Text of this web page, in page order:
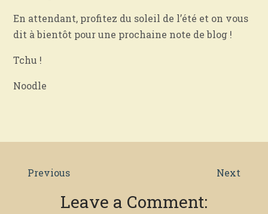
En attendant, profitez du soleil de l’été et on vous
dit à bientôt pour une prochaine note de blog !
Tchu !
Noodle
Previous Next
Leave a Comment: